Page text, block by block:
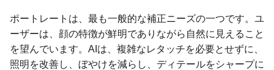
ポートレートは、最も一般的な補正ニーズの一つです。ユ
ーザーは、顔の特徴が鮮明でありながら自然に見えること
を望んでいます。AIは、複雑なレタッチを必要とせずに、
照明を改善し、ぼやけを減らし、ディテールをシャープに